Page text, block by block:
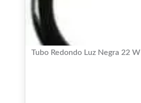
Tubo Redondo Luz Negra 22 W